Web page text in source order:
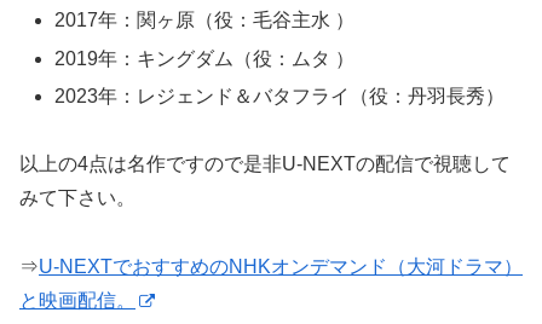
2017年：関ヶ原（役：毛谷主水 ）
2019年：キングダム（役：ムタ ）
2023年：レジェンド＆バタフライ（役：丹羽長秀）
以上の4点は名作ですので是非U-NEXTの配信で視聴して
みて下さい。
⇒U-NEXTでおすすめのNHKオンデマンド（大河ドラマ）
と映画配信。